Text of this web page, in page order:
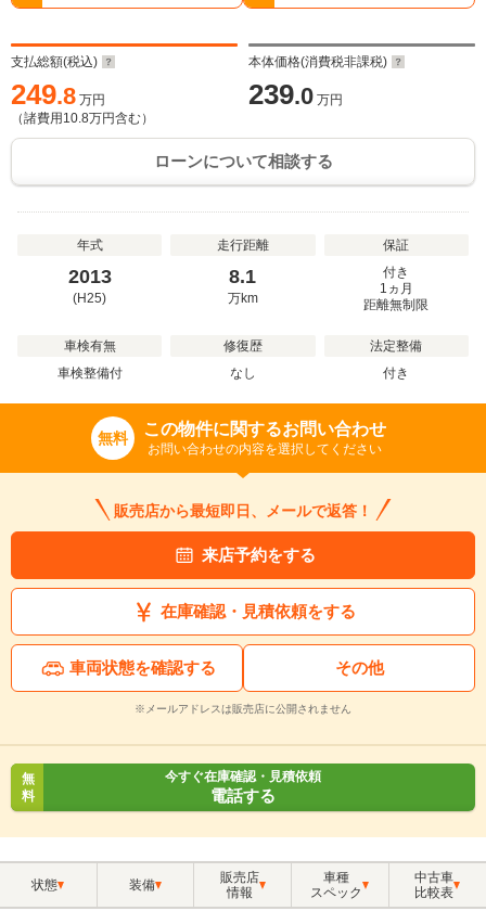
支払総額(税込)
249.8 万円
（諸費用 10.8万円含む）
本体価格(消費税非課税)
239.0 万円
ローンについて相談する
年式
2013
(H25)
走行距離
8.1
万km
保証
付き
1ヵ月
距離無制限
車検有無
車検整備付
修復歴
なし
法定整備
付き
無料 この物件に関するお問い合わせ
お問い合わせの内容を選択してください
販売店から最短即日、メールで返答！
来店予約をする
在庫確認・見積依頼をする
車両状態を確認する その他
※メールアドレスは販売店に公開されません
無
料
今すぐ在庫確認・見積依頼
電話する
状態 装備
販売店
情報
車種
スペック
中古車
比較表